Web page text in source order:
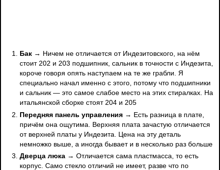
Бак → Ничем не отличается от Индезитовского, на нём
стоит 202 и 203 подшипник, сальник в точности с Индезита,
короче говоря опять наступаем на те же грабли. Я
специально начал именно с этого, потому что подшипники
и сальник — это самое слабое место на этих стиралках. На
итальянской сборке стоят 204 и 205
Передняя панель управления → Есть разница в плате,
причём она ощутима. Верхняя плата зачастую отличается
от верхней платы у Индезита. Цена на эту деталь
немножко выше, а иногда бывает и в несколько раз больше
Дверца люка → Отличается сама пластмасса, то есть
корпус. Само стекло отличий не имеет, разве что по